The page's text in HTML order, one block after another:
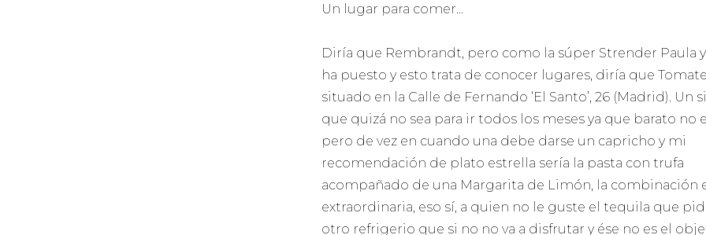
Un lugar para comer…
Diría que Rembrandt, pero como la súper Strender Paula
ha puesto y esto trata de conocer lugares, diría que
situado en la Calle de Fernando ‘El Santo’, 26 (Madrid). Un
que quizá no sea para ir todos los meses ya que barato no
pero de vez en cuando una debe darse un capricho y mi
recomendación de plato estrella sería la pasta con trufa
acompañado de una Margarita de Limón, la combinación
extraordinaria, eso sí, a quien no le guste el tequila que
otro refrigerio que si no no va a disfrutar y ése no es el